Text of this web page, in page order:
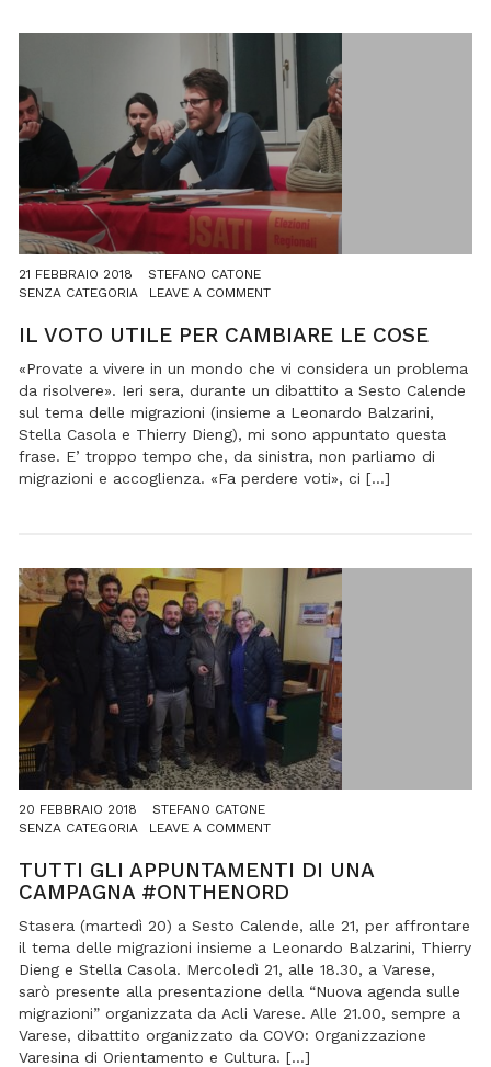
21 FEBBRAIO 2018
STEFANO CATONE
SENZA CATEGORIA
LEAVE A COMMENTON
VOTO
UTILE
PER
CAMBIARE
COSE
IL VOTO UTILE PER CAMBIARE LE COSE
«Provate a vivere in un mondo che vi considera un problema
da risolvere». Ieri sera, durante un dibattito a Sesto Calende
sul tema delle migrazioni (insieme a Leonardo Balzarini,
Stella Casola e Thierry Dieng), mi sono appuntato questa
frase. E’ troppo tempo che, da sinistra, non parliamo di
migrazioni e accoglienza. «Fa perdere voti», ci […]
20 FEBBRAIO 2018
STEFANO CATONE
SENZA CATEGORIA
LEAVE A COMMENTON
GLI
APPUNTAMENTI
DI
UNA
CAMPAGNA
#ONTHENORD
TUTTI GLI APPUNTAMENTI DI UNA
CAMPAGNA #ONTHENORD
Stasera (martedì 20) a Sesto Calende, alle 21, per affrontare
il tema delle migrazioni insieme a Leonardo Balzarini, Thierry
Dieng e Stella Casola. Mercoledì 21, alle 18.30, a Varese,
sarò presente alla presentazione della “Nuova agenda sulle
migrazioni” organizzata da Acli Varese. Alle 21.00, sempre a
Varese, dibattito organizzato da COVO: Organizzazione
Varesina di Orientamento e Cultura. […]